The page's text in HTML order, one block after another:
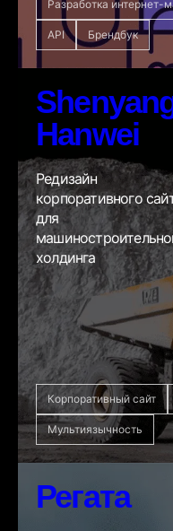
Разработка интернет-
API Брендбук
Hanwei
Редизайн
корпоративного
для
холдинга
Корпоративный сайт
Мультиязычность
Регата